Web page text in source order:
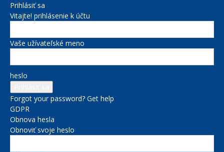
Prihlásiť sa
Vitajte! prihlásenie k účtu
Vaše užívateľské meno
heslo
Forgot your password? Get help
GDPR
Obnova hesla
Obnoviť svoje heslo